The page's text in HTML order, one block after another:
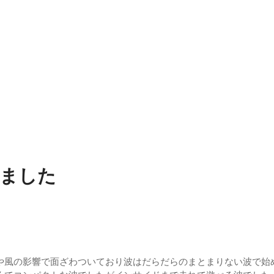
した
の影響で面ざわついており波はだらだらのまとまりない波で始